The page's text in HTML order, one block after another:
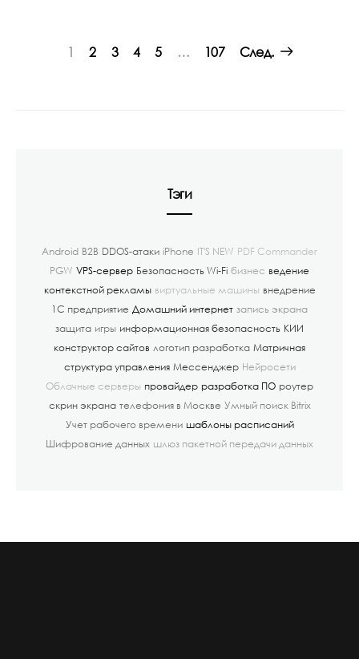
navigation
1 2 3 4 5 … 107 След.
Тэги
Android B2B DDOS-атаки iPhone IT'S NEW PDF Commander
PGW VPS-сервер Безопасность Wi-Fi бизнес ведение
контекстной рекламы виртуальные машины внедрение
1С предприятие Домашний интернет запись экрана
защита игры информационная безопасность КИИ
конструктор сайтов логотип разработка Матричная
структура управления Мессенджер Нейросети
Облачные серверы провайдер разработка ПО роутер
скрин экрана телефония в Москве Умный поиск Bitrix
Учет рабочего времени шаблоны расписаний
Шифрование данных шлюз пакетной передачи данных